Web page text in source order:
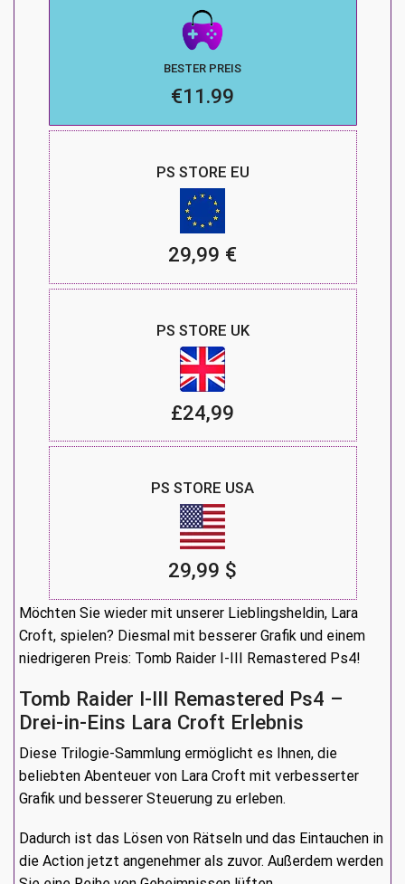
BESTER PREIS
€11.99
PS STORE EU
29,99 €
PS STORE UK
£24,99
PS STORE USA
29,99 $
Möchten Sie wieder mit unserer Lieblingsheldin, Lara
Croft, spielen? Diesmal mit besserer Grafik und einem
niedrigeren Preis: Tomb Raider I-III Remastered Ps4!
Tomb Raider I-III Remastered Ps4 –
Drei-in-Eins Lara Croft Erlebnis
Diese Trilogie-Sammlung ermöglicht es Ihnen, die
beliebten Abenteuer von Lara Croft mit verbesserter
Grafik und besserer Steuerung zu erleben.
Dadurch ist das Lösen von Rätseln und das Eintauchen in
die Action jetzt angenehmer als zuvor. Außerdem werden